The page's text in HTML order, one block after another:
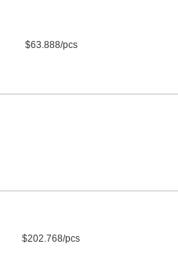
$63.888/pcs
$202.768/pcs